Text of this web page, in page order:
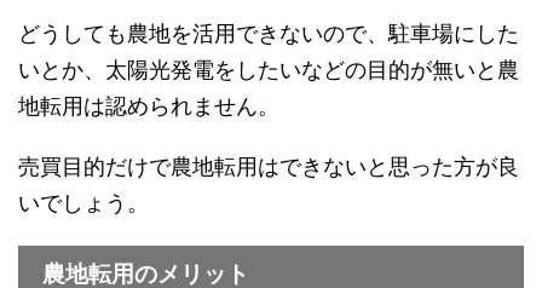
どうしても農地を活用できないので、駐車場にした
いとか、太陽光発電をしたいなどの目的が無いと農
地転用は認められません。
売買目的だけで農地転用はできないと思った方が良
いでしょう。
農地転用のメリット